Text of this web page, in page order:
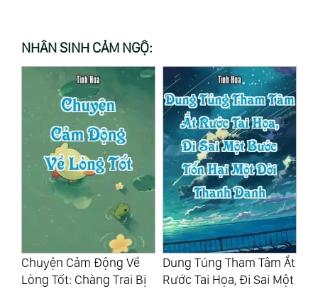
NHÂN SINH CẢM NGỘ:
Dung Túng Tham Tâm Ắt
Rước Tai Họa, Đi Sai Một
Đạm Bạc Là Một Loại Mỹ
Đức, Một Loại Trưởng